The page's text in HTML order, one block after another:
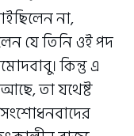
না,
যে তিনি ওই পদ
কিন্তু এ
আছে, তা যথেষ্ট